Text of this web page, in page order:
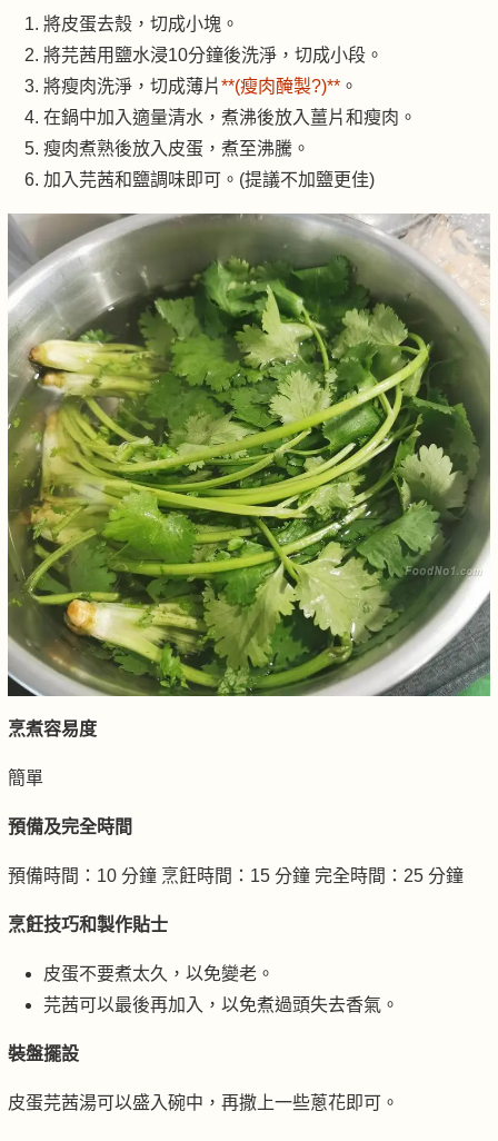
將皮蛋去殼，切成小塊。
將芫茜用鹽水浸10分鐘後洗淨，切成小段。
將瘦肉洗淨，切成薄片**(瘦肉醃製?)** 。
在鍋中加入適量清水，煮沸後放入薑片和瘦肉。
瘦肉煮熟後放入皮蛋，煮至沸騰。
加入芫茜和鹽調味即可。(提議不加鹽更佳)
烹煮容易度
簡單
預備及完全時間
預備時間：10 分鐘 烹飪時間：15 分鐘 完全時間：25 分鐘
烹飪技巧和製作貼士
皮蛋不要煮太久，以免變老。
芫茜可以最後再加入，以免煮過頭失去香氣。
裝盤擺設
皮蛋芫茜湯可以盛入碗中，再撒上一些蔥花即可。